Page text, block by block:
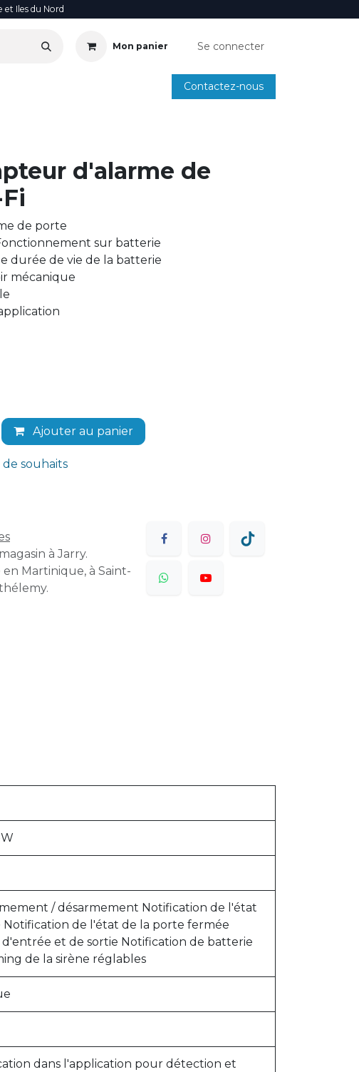
Iles du Nord
Mon panier Se connecter
ANNUAIRE INSTALLATEURS SMARTPHONE
Contactez-nous
d'alarme de
de porte
sur batterie
durée de vie de la batterie
mécanique
Ajouter au panier
souhaits
à Jarry.
Martinique, à Saint-
/ désarmement Notification de l'état
de l'état de la porte fermée
et de sortie Notification de batterie
de la sirène réglables
dans l'application pour détection et